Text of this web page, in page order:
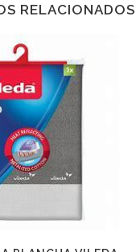
RELACIONADOS